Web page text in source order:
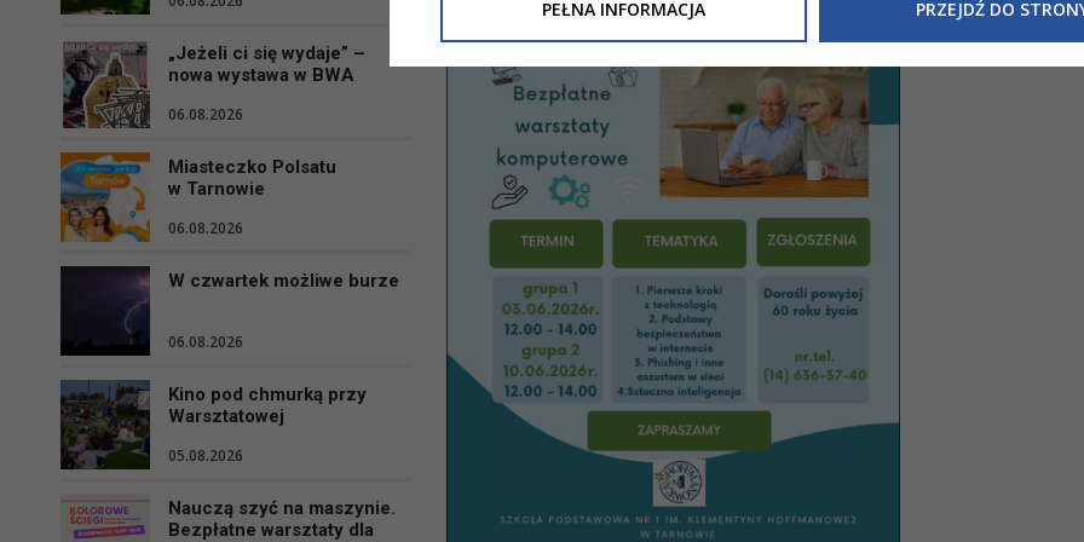
„Jeżeli ci się wydaje” –
nowa wystawa w BWA
06.08.2026
Miasteczko Polsatu
w Tarnowie
06.08.2026
W czwartek możliwe burze
06.08.2026
Kino pod chmurką przy
Warsztatowej
05.08.2026
Nauczą szyć na maszynie.
Bezpłatne warsztaty dla
Niniejsza informacja nie wymaga od Państwa żadnych dodatkowych działań.
PEŁNA INFORMACJA PRZEJDŹ DO